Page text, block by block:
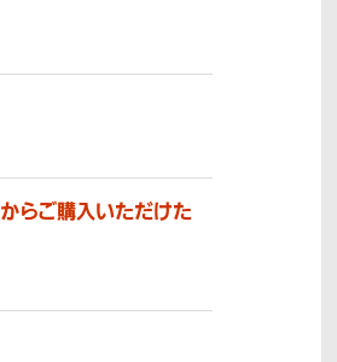
らご購入いただけた